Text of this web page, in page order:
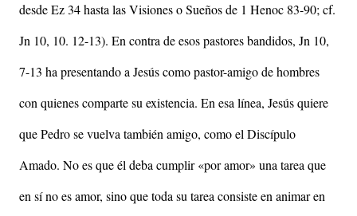
desde Ez 34 hasta las Visiones o Sueños de 1 Henoc 83-90; cf.
Jn 10, 10. 12-13). En contra de esos pastores bandidos, Jn 10,
7-13 ha presentando a Jesús como pastor-amigo de hombres
con quienes comparte su existencia. En esa línea, Jesús quiere
que Pedro se vuelva también amigo, como el Discípulo
Amado. No es que él deba cumplir «por amor» una tarea que
en sí no es amor, sino que toda su tarea consiste en animar en